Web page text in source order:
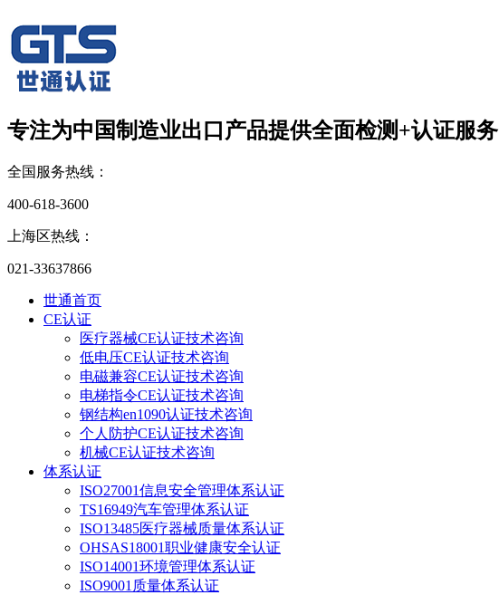
专注为中国制造业出口产品提供全面检测+认证服务
全国服务热线：
400-618-3600
上海区热线：
021-33637866
世通首页
CE认证
医疗器械CE认证技术咨询
低电压CE认证技术咨询
电磁兼容CE认证技术咨询
电梯指令CE认证技术咨询
钢结构en1090认证技术咨询
个人防护CE认证技术咨询
机械CE认证技术咨询
体系认证
ISO27001信息安全管理体系认证
TS16949汽车管理体系认证
ISO13485医疗器械质量体系认证
OHSAS18001职业健康安全认证
ISO14001环境管理体系认证
ISO9001质量体系认证